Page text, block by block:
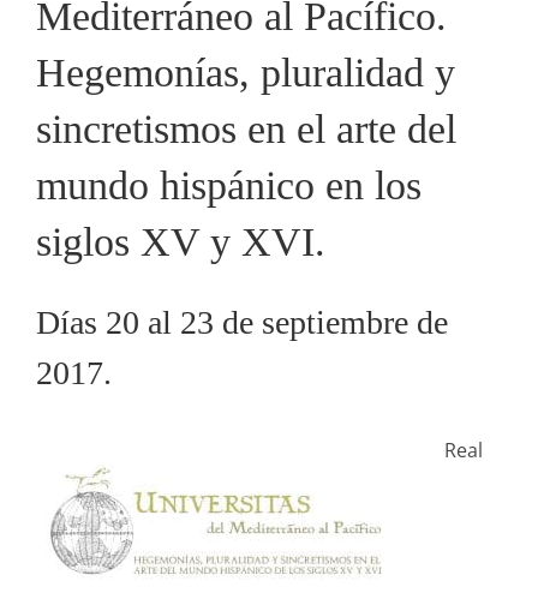
Mediterráneo al Pacífico.
Hegemonías, pluralidad y
sincretismos en el arte del
mundo hispánico en los
siglos XV y XVI.
Días 20 al 23 de septiembre de
2017.
Real